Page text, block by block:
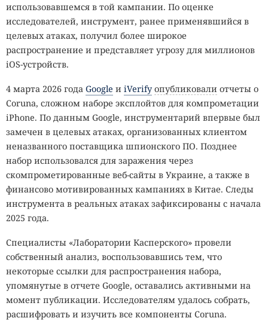
использовавшемся в той кампании. По оценке
исследователей, инструмент, ранее применявшийся в
целевых атаках, получил более широкое
распространение и представляет угрозу для миллионов
iOS-устройств.
4 марта 2026 года Google и iVerify опубликовали отчеты о
Coruna, сложном наборе эксплойтов для компрометации
iPhone. По данным Google, инструментарий впервые был
замечен в целевых атаках, организованных клиентом
неназванного поставщика шпионского ПО. Позднее
набор использовался для заражения через
скомпрометированные веб-сайты в Украине, а также в
финансово мотивированных кампаниях в Китае. Следы
инструмента в реальных атаках зафиксированы с начала
2025 года.
Специалисты «Лаборатории Касперского» провели
собственный анализ, воспользовавшись тем, что
некоторые ссылки для распространения набора,
упомянутые в отчете Google, оставались активными на
момент публикации. Исследователям удалось собрать,
расшифровать и изучить все компоненты Coruna.